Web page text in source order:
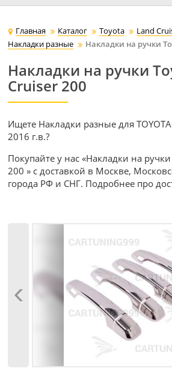
Главная Каталог Toyota Land
Накладки разные
Накладки на ручки
Накладки на ручки
Cruiser 200
Ищете Накладки разные для TOYOTA
2016 г.в.?
Покупайте у нас «Накладки на
200 » с доставкой в Москве,
города РФ и СНГ. Подробнее про